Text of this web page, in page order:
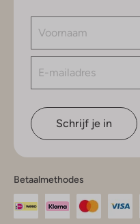
Schrijf je in
Betaalmethodes